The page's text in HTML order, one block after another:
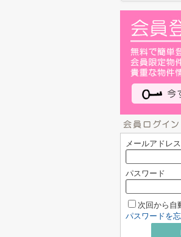
メールアドレス
パスワード
次回から自
パスワードを